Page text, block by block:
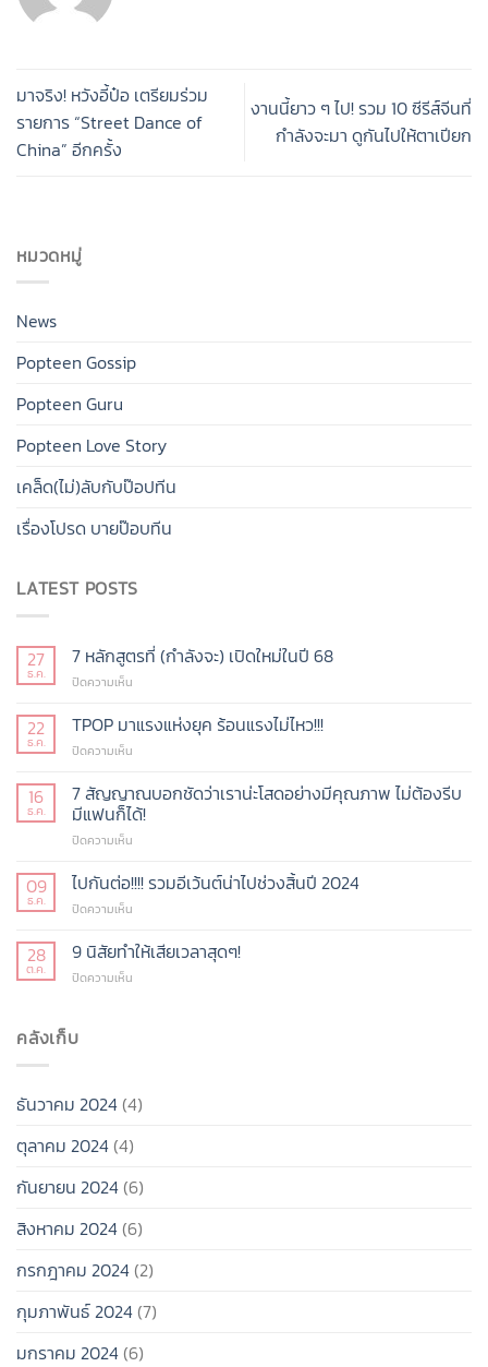
มาจริง! หวังอี้ป๋อ เตรียมร่วม
รายการ “Street Dance of
China” อีกครั้ง
งานนี้ยาว ๆ ไป! รวม 10 ซีรีส์จีนที่
กำลังจะมา ดูกันไปให้ตาเปียก
หมวดหมู่
News
Popteen Gossip
Popteen Guru
Popteen Love Story
เคล็ด(ไม่)ลับกับป๊อปทีน
เรื่องโปรด บายป๊อบทีน
LATEST POSTS
27
ธ.ค.
7 หลักสูตรที่ (กำลังจะ) เปิดใหม่ในปี 68
ปิดความเห็น
หลักสูตร
ที่
เปิด
ใหม่
22
ธ.ค.
TPOP มาแรงแห่งยุค ร้อนแรงไม่ไหว!!!
ปิดความเห็น
มา
แรง
แห่ง
แรง
16
ธ.ค.
7 สัญญาณบอกชัดว่าเราน่ะโสดอย่างมีคุณภาพ ไม่ต้องรีบ
มีแฟนก็ได้!
ปิดความเห็น
สัญญาณ
บอก
เรา
รีบ
มี
ก็ได้!
09
ธ.ค.
ไปกันต่อ!!!! รวมอีเว้นต์น่าไปช่วงสิ้นปี 2024
ปิดความเห็น
กัน
ต่อ!!!!
สิ้น
2024
28
ต.ค.
9 นิสัยทำให้เสียเวลาสุดๆ!
ปิดความเห็น
คลังเก็บ
ธันวาคม 2024(4)
ตุลาคม 2024(4)
กันยายน 2024(6)
สิงหาคม 2024(6)
กรกฎาคม 2024(2)
กุมภาพันธ์ 2024(7)
มกราคม 2024(6)